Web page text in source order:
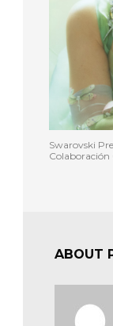
Swarovski
Colaboración
ABOUT